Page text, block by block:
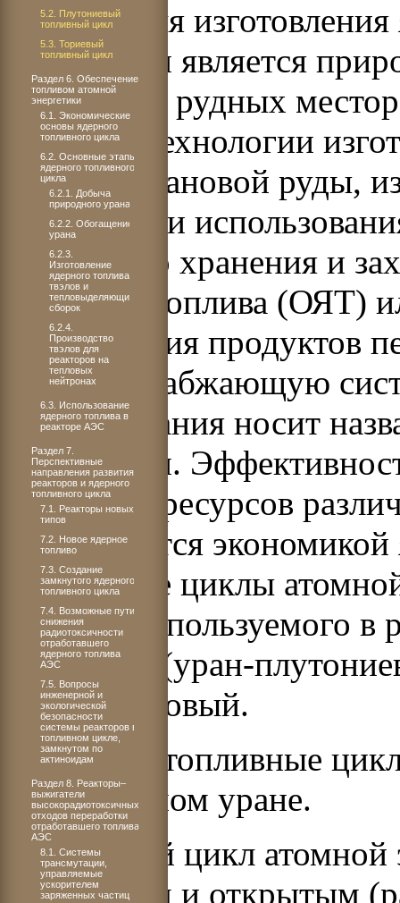
Сырьем для
энергетики является
различных рудных
сложной технологии
добычи урановой руды,
элементов и
деления до хранения и
ядерного топлива (ОЯТ)
возвращения продуктов
топливоснабжающую
использования носит
энергетики.
урановых ресурсов
определяется
Топливные циклы
по типу используемого в
урановый (уран-
торийурановый.
Урановые топливные
обогащенном уране.
Топливный цикл
замкнутым и открытым
5.2. Плутониевый
топливный цикл
5.3. Ториевый
топливный цикл
Раздел 6. Обеспечение
топливом атомной
энергетики
6.1. Экономические
основы ядерного
топливного цикла
6.2. Основные этапы
ядерного топливного
цикла
6.2.1. Добыча
природного урана
6.2.2. Обогащение
урана
6.2.3.
Изготовление
ядерного топлива,
твэлов и
тепловыделяющих
сборок
6.2.4.
Производство
твэлов для
реакторов на
тепловых
нейтронах
6.3. Использование
ядерного топлива в
реакторе АЭС
Раздел 7.
Перспективные
направления развития
реакторов и ядерного
топливного цикла
7.1. Реакторы новых
типов
7.2. Новое ядерное
топливо
7.3. Создание
замкнутого ядерного
топливного цикла
7.4. Возможные пути
снижения
радиотоксичности
отработавшего
ядерного топлива
АЭС
7.5. Вопросы
инженерной и
экологической
безопасности
системы реакторов в
топливном цикле,
замкнутом по
актиноидам
Раздел 8. Реакторы–
выжигатели
высокорадиотоксичных
отходов переработки
отработавшего топлива
АЭС
8.1. Системы
трансмутации,
управляемые
ускорителем
заряженных частиц